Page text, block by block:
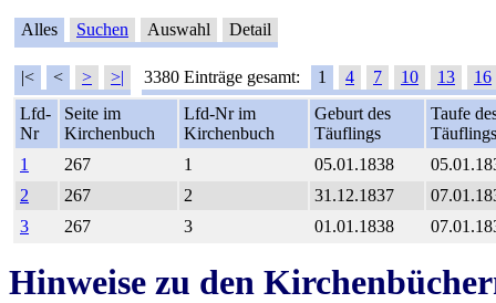
Alles Suchen Auswahl Detail
|< < > >| 3380 Einträge gesamt: 1 4 7 10 13
16
Lfd-
Nr
Seite im
Kirchenbuch
Lfd-Nr im
Kirchenbuch
Geburt des
Täuflings
Taufe
Täuflings
1
267 1 05.01.1838
2
267 2 31.12.1837
3
267 3 01.01.1838
Hinweise zu den